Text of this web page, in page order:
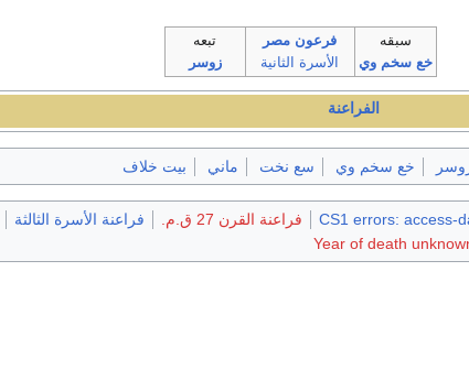
سبقه
خع سخم وي
فرعون مصر
الأسرة الثانية
تبعه
زوسر
الفراعنة
خع سخم وي سع نخت ماني بيت خلاف
CS1 errors: access- فراعنة القرن 27 ق.م. فراعنة الأسرة الثالثة
Year of death